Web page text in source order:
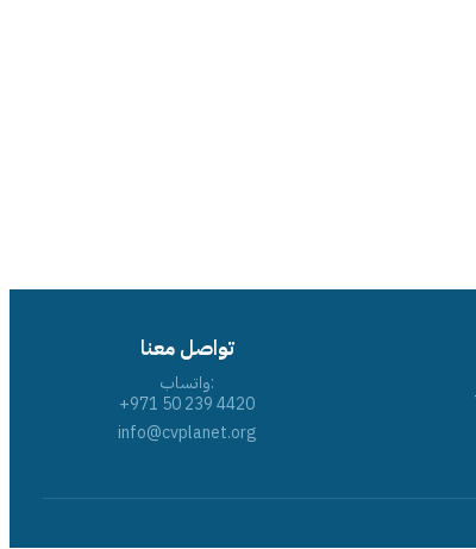
تواصل معنا
واتساب:
+971 50 239 4420
info@cvplanet.org